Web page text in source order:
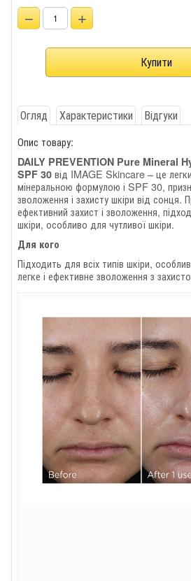
− +
Огляд Характеристики Відгуки
Опис товару:
DAILY PREVENTION Pure Mineral
SPF 30 від IMAGE Skincare – це
мінеральною формулою і SPF 30,
зволоження і захисту шкіри від сонця.
ефективний захист і зволоження,
шкіри, особливо для чутливої шкіри.
Для кого
Підходить для всіх типів шкіри,
легке і ефективне зволоження з